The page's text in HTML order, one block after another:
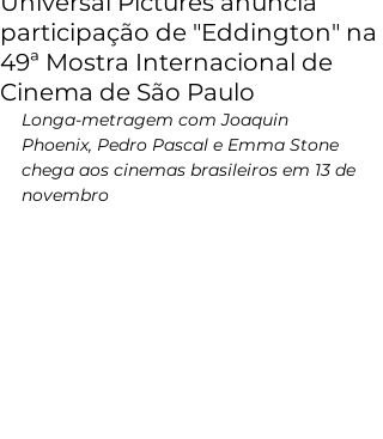
participação de "Eddington" na
49ª Mostra Internacional de
Cinema de São Paulo
Longa-metragem com Joaquin
Phoenix, Pedro Pascal e Emma Stone
chega aos cinemas brasileiros em 13 de
novembro